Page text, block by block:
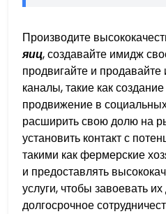
Производите
яиц, создавайте имидж
продвигайте и
каналы, такие как
продвижение в
расширить свою долю на
установить контакт с
такими как фермерские
и предоставлять
услуги, чтобы завоевать
долгосрочное